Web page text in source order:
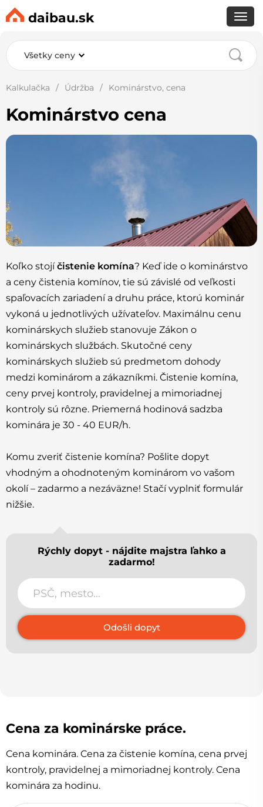
daibau.sk
Kalkulačka Údržba Kominárstvo, cena
Všetky ceny
Kominárstvo cena
Koľko stojíčistenie komína? Keď ide o kominárstvo
a ceny čistenia komínov, tie sú závislé od veľkosti
spaľovacích zariadení a druhu práce, ktorú kominár
vykoná u jednotlivých užívateľov. Maximálnu cenu
kominárskych služieb stanovuje Zákon o
kominárskych službách. Skutočné ceny
kominárskych služieb sú predmetom dohody
medzi kominárom a zákazníkmi. Čistenie komína,
ceny prvej kontroly, pravidelnej a mimoriadnej
kontroly sú rôzne. Priemerná hodinová sadzba
kominára je 30 - 40 EUR/h.
Komu zveriť čistenie komína? Pošlite dopyt
vhodným a ohodnoteným kominárom vo vašom
okolí – zadarmo a nezáväzne! Stačí vyplniť formulár
nižšie.
Rýchly dopyt - nájdite majstra ľahko a
zadarmo!
Odošli dopyt
Cena za kominárske práce.
Cena kominára. Cena za čistenie komína, cena prvej
kontroly, pravidelnej a mimoriadnej kontroly. Cena
kominára za hodinu.